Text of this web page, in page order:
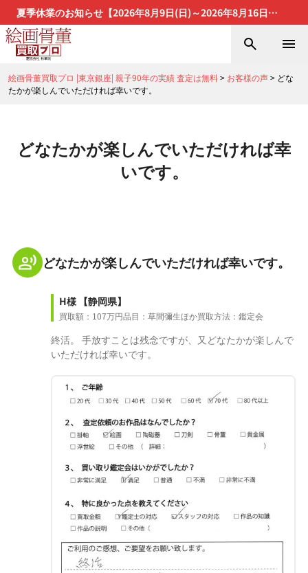
夏季休業のお知らせ【2026年8月9日(日)～2026年8月16日
(日)】
絵画骨董買取プロ |東京銀座| 親子90年の実績 査定は無料> お客様の声> どな
たかが楽しんでいただければ幸いです。
どなたかが楽しんでいただければ幸
いです。
どなたかが楽しんでいただければ幸いです。
H様 【静岡県】
買取額：107万円品目：草間彌生ほか買取方法：鑑定会
終活。 手放すことは残念ですが、又どなたかが楽しんで
いただければ幸いです。